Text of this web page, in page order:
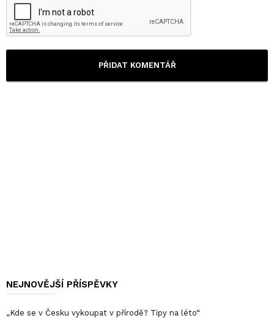
NEJNOVĚJŠÍ PŘÍSPĚVKY
„Kde se v Česku vykoupat v přírodě? Tipy na léto“